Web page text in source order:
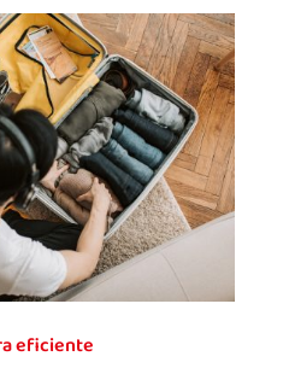
eficiente